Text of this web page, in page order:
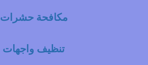
مكافحة حشرات
تنظيف واجهات